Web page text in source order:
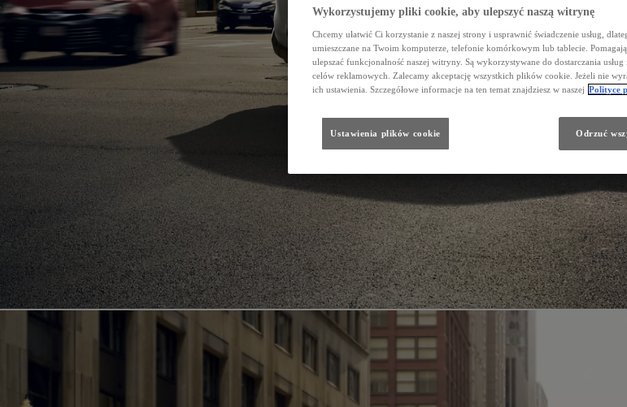
Wykorzystujemy pliki cookie, aby ulepszyć naszą witrynę
Chcemy ułatwić Ci korzystanie z naszej strony i usprawnić świadczenie usług,
umieszczane na Twoim komputerze, telefonie komórkowym lub tablecie.
ulepszać funkcjonalność naszej witryny. Są wykorzystywane do dostarczania usług
celów reklamowych. Zalecamy akceptację wszystkich plików cookie. Jeżeli nie
ich ustawienia. Szczegółowe informacje na ten temat znajdziesz w naszej Polityce
Ustawienia plików cookie Odrzuć